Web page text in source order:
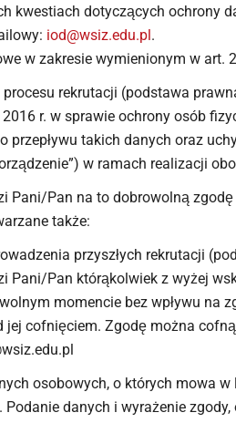
kwestiach dotyczących ochrony
iod@wsiz.edu.pl.
w zakresie wymienionym w art.
rekrutacji (podstawa
r. w sprawie ochrony osób
przepływu takich danych oraz
w ramach realizacji
Pani/Pan na to dobrowolną
także:
przyszłych rekrutacji
Pani/Pan którąkolwiek z wyżej
momencie bez wpływu na
jej cofnięciem. Zgodę można
osobowych, o których mowa
Podanie danych i wyrażenie